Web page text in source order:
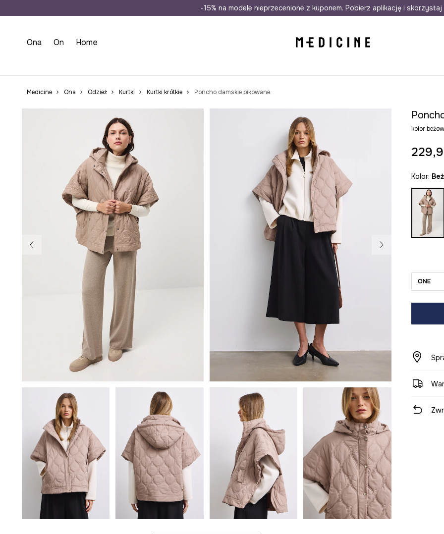
Wysyłka nawet w 24h Darmowa dostawa do salonów 30
-15% na modele nieprzecenione z kuponem. Pobierz aplikację i skorzystaj
Ona On Home
Medicine Ona Odzież Kurtki Kurtki krótkie Poncho damskie pikowane
kolor
Kolor:
ONE